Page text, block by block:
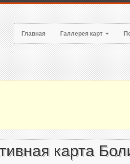
Главная Галлерея карт
карта